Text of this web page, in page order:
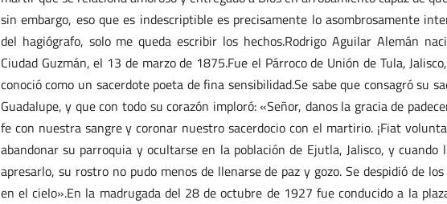
sin embargo, eso que es indescriptible es precisamente lo asombrosamente
del hagiógrafo, solo me queda escribir los hechos.Rodrigo Aguilar Alemán
Ciudad Guzmán, el 13 de marzo de 1875.Fue el Párroco de Unión de Tula,
conoció como un sacerdote poeta de fina sensibilidad.Se sabe que consagró su
Guadalupe, y que con todo su corazón imploró: «Señor, danos la gracia de
fe con nuestra sangre y coronar nuestro sacerdocio con el martirio. ¡Fiat
abandonar su parroquia y ocultarse en la población de Ejutla, Jalisco, y cuando
apresarlo, su rostro no pudo menos de llenarse de paz y gozo. Se despidió de
en el cielo».En la madrugada del 28 de octubre de 1927 fue conducido a la